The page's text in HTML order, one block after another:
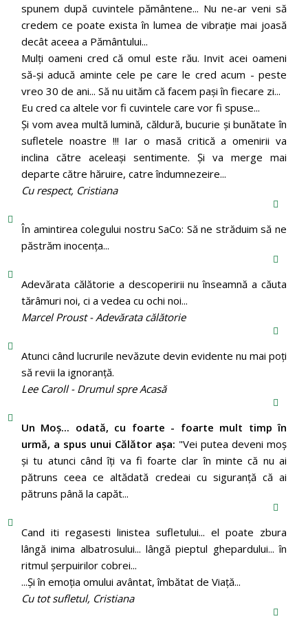
spunem după cuvintele pământene... Nu ne-ar veni să
credem ce poate exista în lumea de vibrație mai joasă
decât aceea a Pământului...
Mulți oameni cred că omul este rău. Invit acei oameni
să-și aducă aminte cele pe care le cred acum - peste
vreo 30 de ani... Să nu uităm că facem pași în fiecare zi...
Eu cred ca altele vor fi cuvintele care vor fi spuse...
Și vom avea multă lumină, căldură, bucurie și bunătate în
sufletele noastre !!! Iar o masă critică a omenirii va
inclina către aceleași sentimente. Și va merge mai
departe către hăruire, catre îndumnezeire...
Cu respect, Cristiana
În amintirea colegului nostru SaCo: Să ne străduim să ne
păstrăm inocenţa...
Adevărata călătorie a descoperirii nu înseamnă a căuta
tărâmuri noi, ci a vedea cu ochi noi...
Marcel Proust - Adevărata călătorie
Atunci când lucrurile nevăzute devin evidente nu mai poți
să revii la ignoranță.
Lee Caroll - Drumul spre Acasă
Un Moş... odată, cu foarte - foarte mult timp în
urmă, a spus unui Călător aşa: "Vei putea deveni moş
şi tu atunci când îţi va fi foarte clar în minte că nu ai
pătruns ceea ce altădată credeai cu siguranţă că ai
pătruns până la capăt...
Cand iti regasesti linistea sufletului... el poate zbura
lângă inima albatrosului... lângă pieptul ghepardului... în
ritmul şerpuirilor cobrei...
...Şi în emoţia omului avântat, îmbătat de Viaţă...
Cu tot sufletul, Cristiana